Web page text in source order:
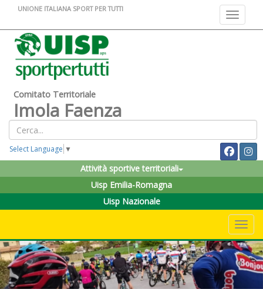
Toggle
UNIONE ITALIANA SPORT PER TUTTI
Comitato Territoriale
Imola Faenza
Select Language ▼
Attività sportive territoriali
Uisp Emilia-Romagna
Uisp Nazionale